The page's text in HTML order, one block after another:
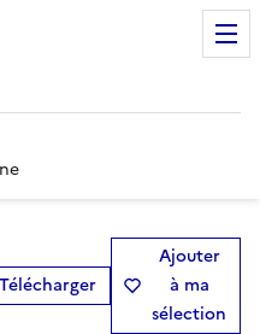
Télécharger
Ajouter
à ma
sélection